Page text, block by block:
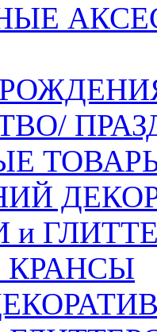
и
КРАНСЫ